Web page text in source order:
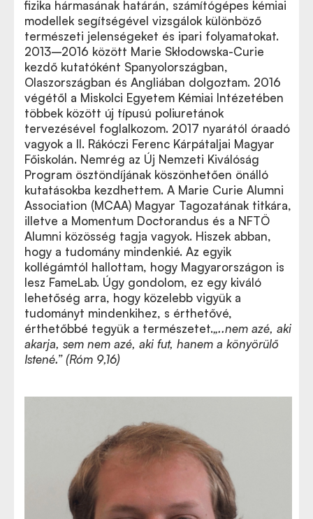
fizika hármasának határán, számítógépes kémiai
modellek segítségével vizsgálok különböző
természeti jelenségeket és ipari folyamatokat.
2013–2016 között Marie Skłodowska-Curie
kezdő kutatóként Spanyolországban,
Olaszországban és Angliában dolgoztam. 2016
végétől a Miskolci Egyetem Kémiai Intézetében
többek között új típusú poliuretánok
tervezésével foglalkozom. 2017 nyarától óraadó
vagyok a II. Rákóczi Ferenc Kárpátaljai Magyar
Főiskolán. Nemrég az Új Nemzeti Kiválóság
Program ösztöndíjának köszönhetően önálló
kutatásokba kezdhettem. A Marie Curie Alumni
Association (MCAA) Magyar Tagozatának titkára,
illetve a Momentum Doctorandus és a NFTÖ
Alumni közösség tagja vagyok. Hiszek abban,
hogy a tudomány mindenkié. Az egyik
kollégámtól hallottam, hogy Magyarországon is
lesz FameLab. Úgy gondolom, ez egy kiváló
lehetőség arra, hogy közelebb vigyük a
tudományt mindenkihez, s érthetővé,
érthetőbbé tegyük a természetet.„..nem azé, aki
akarja, sem nem azé, aki fut, hanem a könyörülő
Istené.” (Róm 9,16)